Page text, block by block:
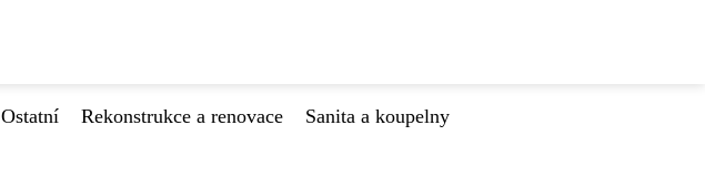
Ostatní Rekonstrukce a renovace
Sanita a koupelny